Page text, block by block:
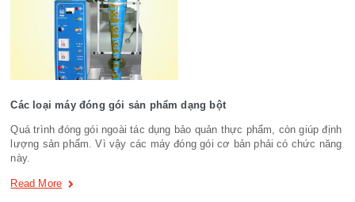
Các loại máy đóng gói sản phẩm dạng bột
Quá trình đóng gói ngoài tác dụng bảo quản thực phẩm, còn giúp định
lượng sản phẩm. Vì vậy các máy đóng gói cơ bản phải có chức năng
này.
Read More